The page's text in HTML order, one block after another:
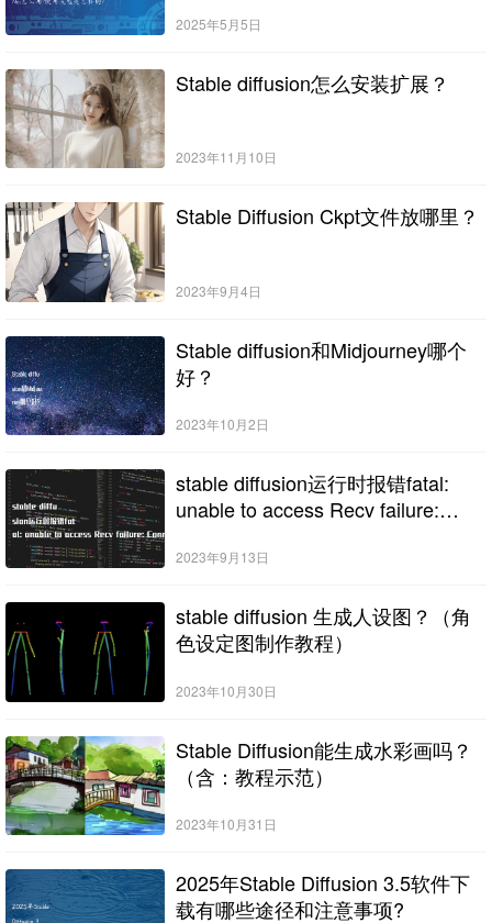
2025年5月5日
Stable diffusion怎么安装扩展？
2023年11月10日
Stable Diffusion Ckpt文件放哪里？
2023年9月4日
Stable diffusion和Midjourney哪个
好？
2023年10月2日
stable diffusion运行时报错fatal:
unable to access Recv failure:
2023年9月13日
stable diffusion 生成人设图？（角
色设定图制作教程）
2023年10月30日
Stable Diffusion能生成水彩画吗？
（含：教程示范）
2023年10月31日
2025年Stable Diffusion 3.5软件下
载有哪些途径和注意事项?